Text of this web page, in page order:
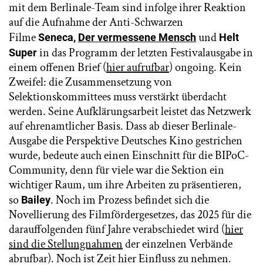
mit dem Berlinale-Team sind infolge ihrer Reaktion
auf die Aufnahme der Anti-Schwarzen
FilmeSeneca, Der vermessene Menschund Helt
Superin das Programm der letzten Festivalausgabe in
einem offenen Brief (hier aufrufbar) ongoing. Kein
Zweifel: die Zusammensetzung von
Selektionskommittees muss verstärkt überdacht
werden. Seine Aufklärungsarbeit leistet das Netzwerk
auf ehrenamtlicher Basis. Dass ab dieser Berlinale-
Ausgabe die Perspektive Deutsches Kino gestrichen
wurde, bedeute auch einen Einschnitt für die BIPoC-
Community, denn für viele war die Sektion ein
wichtiger Raum, um ihre Arbeiten zu präsentieren,
so Bailey. Noch im Prozess befindet sich die
Novellierung des Filmfördergesetzes, das 2025 für die
darauffolgenden fünf Jahre verabschiedet wird (hier
sind die Stellungnahmender einzelnen Verbände
abrufbar). Noch ist Zeit hier Einfluss zu nehmen.